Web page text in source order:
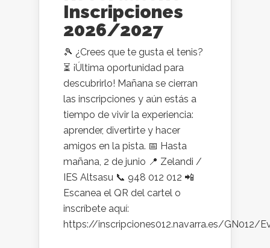
Inscripciones
2026/2027
🎾 ¿Crees que te gusta el tenis?
⏳ ¡Última oportunidad para
descubrirlo! Mañana se cierran
las inscripciones y aún estás a
tiempo de vivir la experiencia:
aprender, divertirte y hacer
amigos en la pista. 📅 Hasta
mañana, 2 de junio 📍 Zelandi /
IES Altsasu 📞 948 012 012 📲
Escanea el QR del cartel o
inscríbete aquí:
https://inscripciones012.navarra.es/GN012/